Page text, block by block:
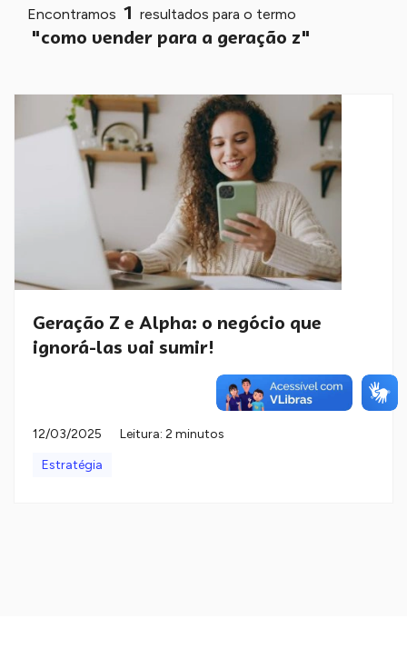
Encontramos 1 resultados para o termo
"como vender para a geração z"
Geração Z e Alpha: o negócio que
ignorá-las vai sumir!
12/03/2025
Leitura: 2 minutos
Estratégia